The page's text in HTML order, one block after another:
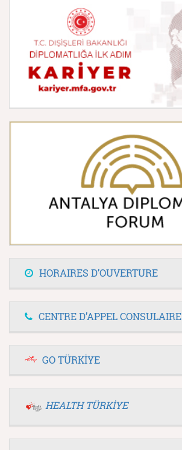
HORAIRES D’OUVERTURE
CENTRE D’APPEL CONSULAIRE
GO TÜRKİYE
HEALTH TÜRKİYE